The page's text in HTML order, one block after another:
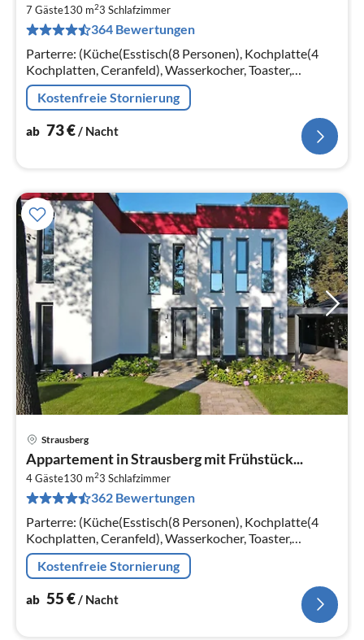
7 Gäste130 m23 Schlafzimmer
364 Bewertungen
Parterre: (Küche(Esstisch(8 Personen), Kochplatte(4
Kochplatten, Ceranfeld), Wasserkocher, Toaster,
Kaffeemaschine, Backofen, Mikrowelle, Spülmaschine,
Kühl-/Gefrierkombination)
Kostenfreie Stornierung
ab 73€/ Nacht
Strausberg
Appartement in Strausberg mit Frühstück...
4 Gäste130 m23 Schlafzimmer
362 Bewertungen
Parterre: (Küche(Esstisch(8 Personen), Kochplatte(4
Kochplatten, Ceranfeld), Wasserkocher, Toaster,
Kaffeemaschine, Backofen, Mikrowelle, Spülmaschine,
Kühl-/Gefrierkombination)
Kostenfreie Stornierung
ab 55€/ Nacht